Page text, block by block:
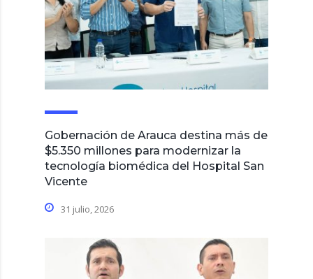
Gobernación de Arauca destina más de
$5.350 millones para modernizar la
tecnología biomédica del Hospital San
Vicente
31 julio, 2026